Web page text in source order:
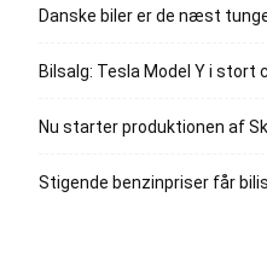
Danske biler er de næst
Bilsalg: Tesla Model Y i stort
Nu starter produktionen af
Stigende benzinpriser får